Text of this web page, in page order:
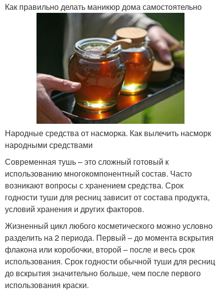
Как правильно делать маникюр дома самостоятельно
Народные средства от насморка. Как вылечить насморк
народными средствами
Современная тушь – это сложный готовый к
использованию многокомпонентный состав. Часто
возникают вопросы с хранением средства. Срок
годности туши для ресниц зависит от состава продукта,
условий хранения и других факторов.
Жизненный цикл любого косметического можно условно
разделить на 2 периода. Первый – до момента вскрытия
флакона или коробочки, второй – после и весь срок
использования. Срок годности обычной туши для ресниц
до вскрытия значительно больше, чем после первого
использования краски.